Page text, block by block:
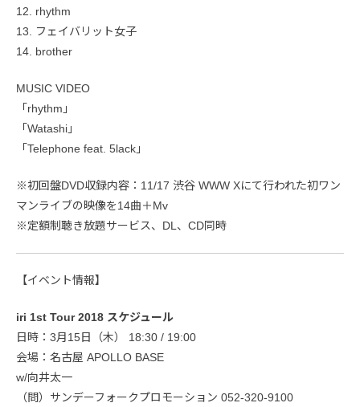
12. rhythm
13. フェイバリット女子
14. brother
MUSIC VIDEO
「rhythm」
「Watashi」
「Telephone feat. 5lack」
※初回盤DVD収録内容：11/17 渋谷 WWW Xにて行われた初ワン
マンライブの映像を14曲＋Mv
※定額制聴き放題サービス、DL、CD同時
【イベント情報】
iri 1st Tour 2018 スケジュール
日時：3月15日（木） 18:30 / 19:00
会場：名古屋 APOLLO BASE
w/向井太一
（問）サンデーフォークプロモーション 052-320-9100